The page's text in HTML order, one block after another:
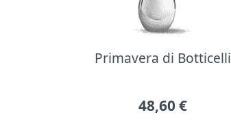
Primavera di Botticelli
48,60 €